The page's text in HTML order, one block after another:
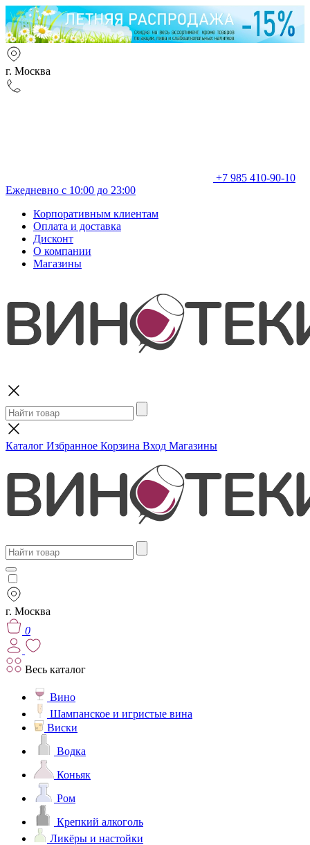
г. Москва
+7 985 410-90-10
Ежедневно с 10:00 до 23:00
Корпоративным клиентам
Оплата и доставка
Дисконт
О компании
Магазины
Каталог Избранное Корзина Вход Магазины
г. Москва
0
Весь каталог
Вино
Шампанское и игристые вина
Виски
Водка
Коньяк
Ром
Крепкий алкоголь
Ликёры и настойки